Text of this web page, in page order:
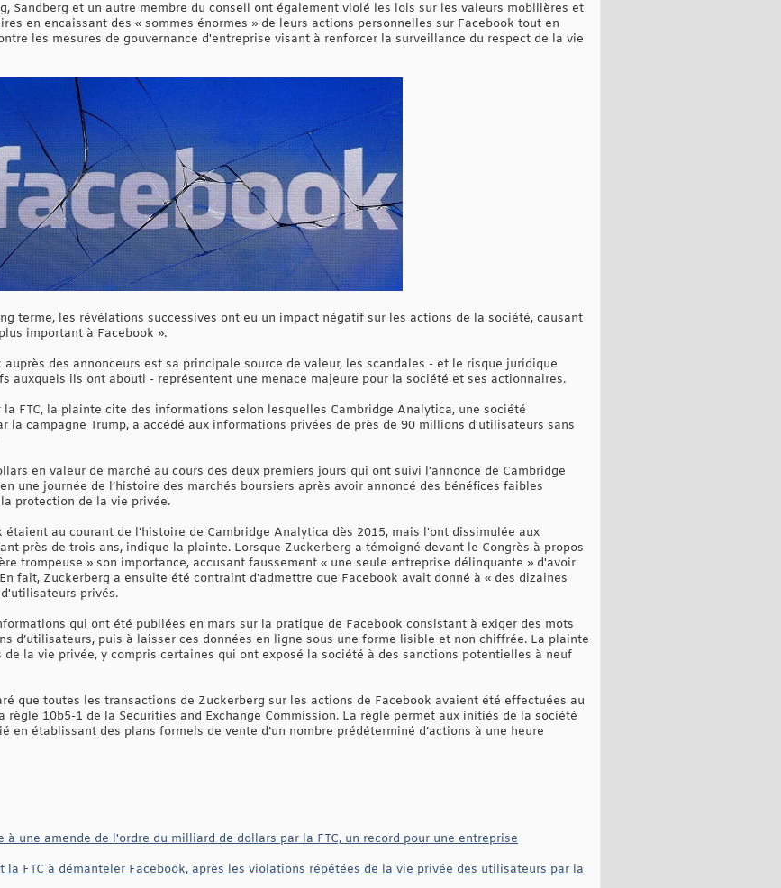
Sandberg et un autre membre du conseil ont également violé les lois sur les valeurs mobilières et
en encaissant des « sommes énormes » de leurs actions personnelles sur Facebook tout en
les mesures de gouvernance d'entreprise visant à renforcer la surveillance du respect de la vie
terme, les révélations successives ont eu un impact négatif sur les actions de la société, causant
important à Facebook ».
des annonceurs est sa principale source de valeur, les scandales - et le risque juridique
auxquels ils ont abouti - représentent une menace majeure pour la société et ses actionnaires.
FTC, la plainte cite des informations selon lesquelles Cambridge Analytica, une société
la campagne Trump, a accédé aux informations privées de près de 90 millions d'utilisateurs sans
en valeur de marché au cours des deux premiers jours qui ont suivi l’annonce de Cambridge
une journée de l’histoire des marchés boursiers après avoir annoncé des bénéfices faibles
protection de la vie privée.
étaient au courant de l'histoire de Cambridge Analytica dès 2015, mais l'ont dissimulée aux
près de trois ans, indique la plainte. Lorsque Zuckerberg a témoigné devant le Congrès à propos
trompeuse » son importance, accusant faussement « une seule entreprise délinquante » d'avoir
fait, Zuckerberg a ensuite été contraint d'admettre que Facebook avait donné à « des dizaines
privés.
qui ont été publiées en mars sur la pratique de Facebook consistant à exiger des mots
d’utilisateurs, puis à laisser ces données en ligne sous une forme lisible et non chiffrée. La plainte
la vie privée, y compris certaines qui ont exposé la société à des sanctions potentielles à neuf
que toutes les transactions de Zuckerberg sur les actions de Facebook avaient été effectuées au
règle 10b5-1 de la Securities and Exchange Commission. La règle permet aux initiés de la société
en établissant des plans formels de vente d’un nombre prédéterminé d’actions à une heure
à une amende de l'ordre du milliard de dollars par la FTC, un record pour une entreprise
la FTC à démanteler Facebook, après les violations répétées de la vie privée des utilisateurs par la